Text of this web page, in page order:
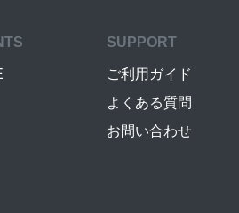
SUPPORT
ご利用ガイド
よくある質問
お問い合わせ